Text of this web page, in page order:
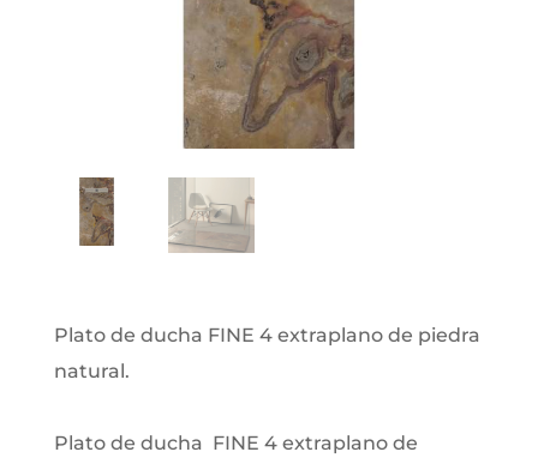
Plato de ducha FINE 4 extraplano de piedra
natural.
Plato de ducha FINE 4 extraplano de